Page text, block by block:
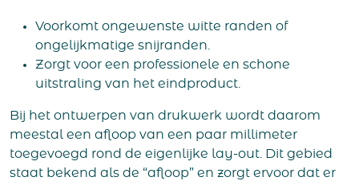
Voorkomt ongewenste witte randen of
ongelijkmatige snijranden.
Zorgt voor een professionele en schone
uitstraling van het eindproduct.
Bij het ontwerpen van drukwerk wordt daarom
meestal een afloop van een paar millimeter
toegevoegd rond de eigenlijke lay-out. Dit gebied
staat bekend als de “afloop” en zorgt ervoor dat er